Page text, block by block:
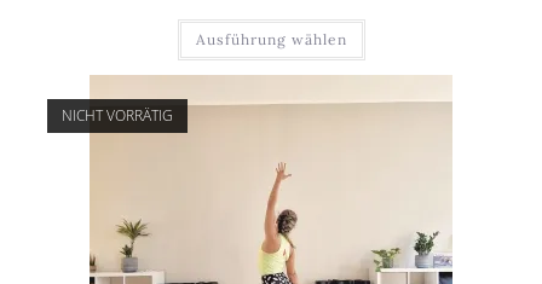
Ausführung wählen
NICHT VORRÄTIG